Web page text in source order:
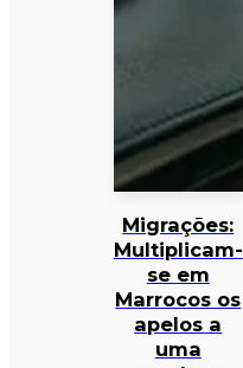
Migrações:
Multiplicam-
se em
Marrocos os
apelos a
uma